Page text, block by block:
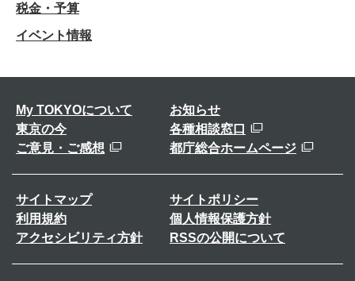
税金・予算
イベント情報
My TOKYOについて
お知らせ
東京の今
各種相談窓口
ご意見・ご感想
都庁総合ホームページ
サイトマップ
サイトポリシー
利用規約
個人情報保護方針
アクセシビリティ方針
RSSの公開について